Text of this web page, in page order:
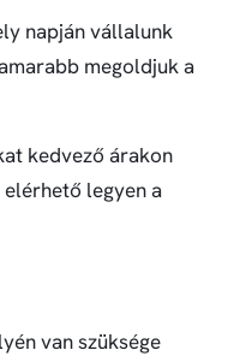
napján vállalunk
megoldjuk a
kedvező árakon
legyen a
van szüksége